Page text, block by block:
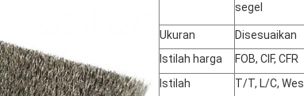
segel
Ukuran
Disesuaikan
Istilah harga
FOB, CIF, CFR
Istilah
T/T, L/C,